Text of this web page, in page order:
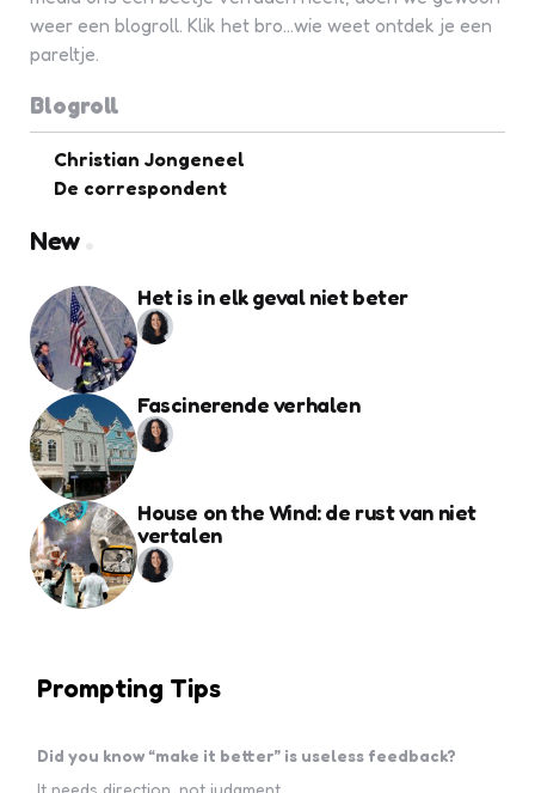
weer een blogroll. Klik het bro...wie weet ontdek je een
pareltje.
Blogroll
Christian Jongeneel
De correspondent
New
Het is in elk geval niet beter
Fascinerende verhalen
House on the Wind: de rust van niet
vertalen
Prompting Tips
Did you know “make it better” is useless feedback?
It needs direction, not judgment.